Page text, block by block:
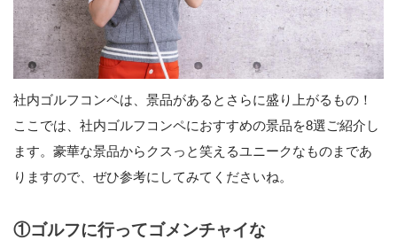
社内ゴルフコンペは、景品があるとさらに盛り上がるもの！
ここでは、社内ゴルフコンペにおすすめの景品を8選ご紹介し
ます。豪華な景品からクスっと笑えるユニークなものまであ
りますので、ぜひ参考にしてみてくださいね。
①ゴルフに行ってゴメンチャイな